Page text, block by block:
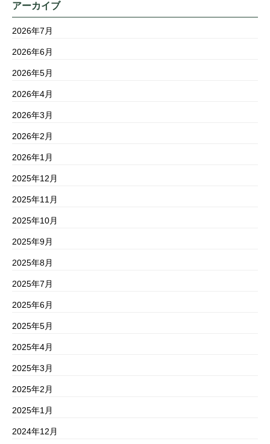
アーカイブ
2026年7月
2026年6月
2026年5月
2026年4月
2026年3月
2026年2月
2026年1月
2025年12月
2025年11月
2025年10月
2025年9月
2025年8月
2025年7月
2025年6月
2025年5月
2025年4月
2025年3月
2025年2月
2025年1月
2024年12月